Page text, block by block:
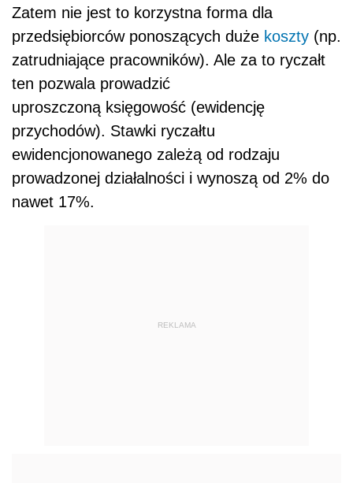
Zatem nie jest to korzystna forma dla
przedsiębiorców ponoszących duże koszty (np.
zatrudniające pracowników). Ale za to ryczałt
ten pozwala prowadzić
uproszczoną księgowość (ewidencję
przychodów). Stawki ryczałtu
ewidencjonowanego zależą od rodzaju
prowadzonej działalności i wynoszą od 2% do
nawet 17%.
REKLAMA